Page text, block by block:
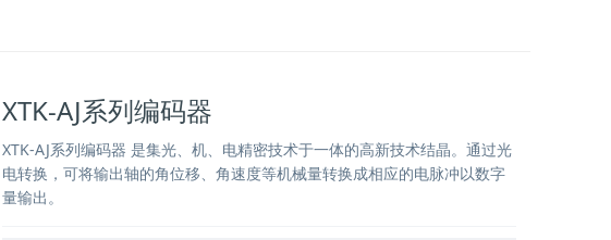
XTK-AJ系列编码器
XTK-AJ系列编码器 是集光、机、电精密技术于一体的高新技术结晶。通过光
电转换，可将输出轴的角位移、角速度等机械量转换成相应的电脉冲以数字
量输出。